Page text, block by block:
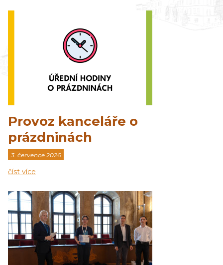
Provoz kanceláře o
prázdninách
3. července 2026
číst více